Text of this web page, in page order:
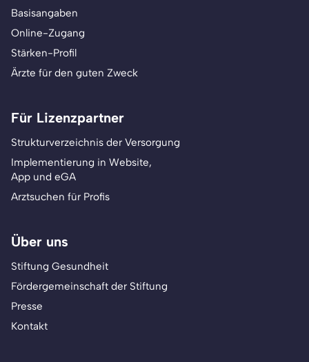
Basisangaben
Online-Zugang
Stärken-Profil
Ärzte für den guten Zweck
Für Lizenzpartner
Strukturverzeichnis der Versorgung
Implementierung in Website,
App und eGA
Arztsuchen für Profis
Über uns
Stiftung Gesundheit
Fördergemeinschaft der Stiftung
Presse
Kontakt